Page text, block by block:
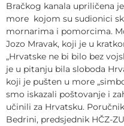
Bračkog kanala upriličena
more kojom su sudionici
mornarima i pomorcima.
Jozo Mravak, koji je u
„Hrvatske ne bi bilo bez
je u pitanju bila sloboda
koji je pušten u more
smo iskazali poštovanje i
učinili za Hrvatsku.
Bedrini, predsjednik HČZ-